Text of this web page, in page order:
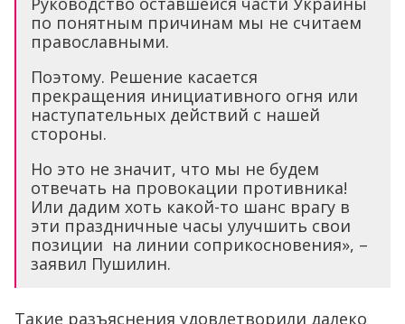
по понятным причинам мы не считаем
православными.
Поэтому. Решение касается
прекращения инициативного огня или
наступательных действий с нашей
стороны.
Но это не значит, что мы не будем
отвечать на провокации противника!
Или дадим хоть какой-то шанс врагу в
эти праздничные часы улучшить свои
позиции на линии соприкосновения», –
заявил Пушилин.
Такие разъяснения удовлетворили далеко